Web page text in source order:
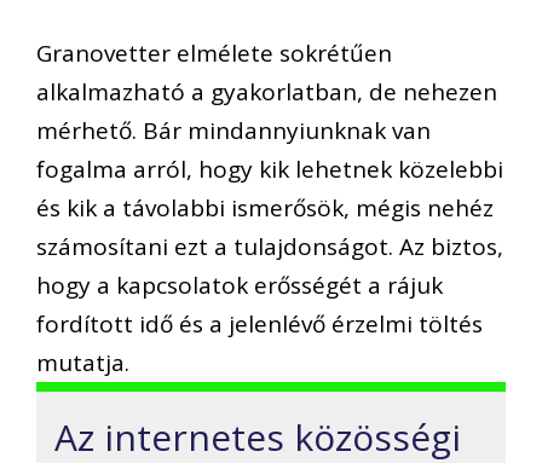
Granovetter elmélete sokrétűen
alkalmazható a gyakorlatban, de nehezen
mérhető. Bár mindannyiunknak van
fogalma arról, hogy kik lehetnek közelebbi
és kik a távolabbi ismerősök, mégis nehéz
számosítani ezt a tulajdonságot. Az biztos,
hogy a kapcsolatok erősségét a rájuk
fordított idő és a jelenlévő érzelmi töltés
mutatja.
Az internetes közösségi